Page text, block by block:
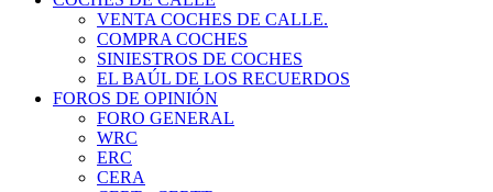
VENTA COCHES DE CALLE.
COMPRA COCHES
SINIESTROS DE COCHES
EL BAÚL DE LOS RECUERDOS
FOROS DE OPINIÓN
FORO GENERAL
WRC
ERC
CERA